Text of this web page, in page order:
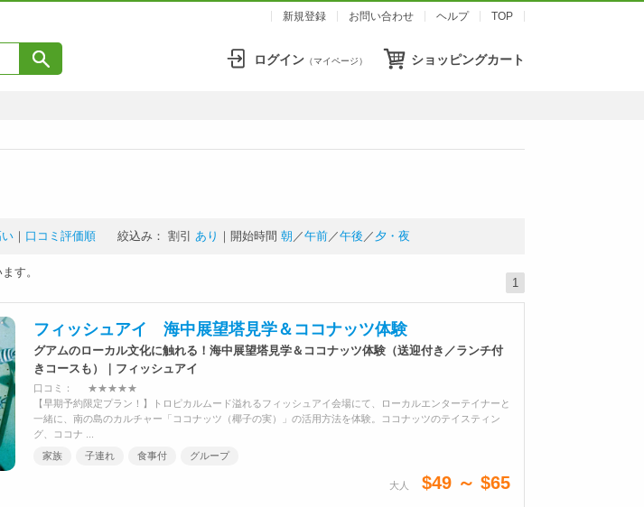
新規登録 お問い合わせ ヘルプ TOP
ショッピングカート
ログイン （マイページ）
｜ 口コミ評価順 絞込み： 割引 あり ｜開始時間 朝 ／午前／午後 ／ 夕・夜
す。
1
フィッシュアイ 海中展望塔見学＆ココナッツ体験
グアムのローカル文化に触れる！海中展望塔見学＆ココナッツ体験（送迎付き／ランチ付
きコースも）｜フィッシュアイ
口コミ：
★★★★★
【早期予約限定プラン！】トロピカルムード溢れるフィッシュアイ会場にて、ローカルエンターテイナーと
一緒に、南の島のカルチャー「ココナッツ（椰子の実）」の活用方法を体験。ココナッツのテイスティン
グ、ココナ ...
家族
子連れ 食事付 グループ
大人 $49 ～ $65